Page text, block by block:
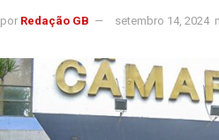
por Redação GB setembro 14, 2024